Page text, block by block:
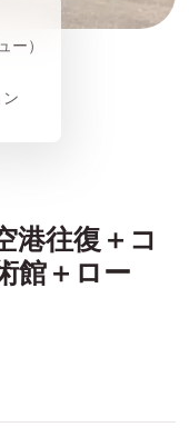
ー）
港往復＋コ
館＋ロー